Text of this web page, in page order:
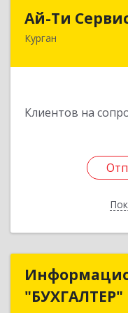
Ай-Ти
Курган
Клиентов на
"БУХГАЛТЕР"